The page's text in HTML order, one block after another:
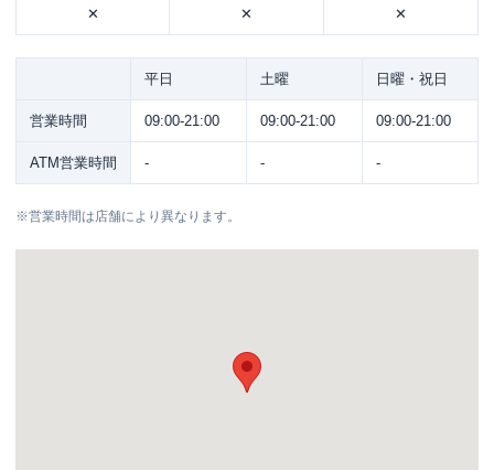
✕ ✕ ✕
平日 土曜 日曜・祝日
営業時間 09:00-21:00 09:00-21:00 09:00-21:00
ATM営業時間 - - -
※営業時間は店舗により異なります。